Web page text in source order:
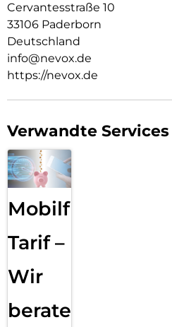
Cervantesstraße 10
33106 Paderborn
Deutschland
info@nevox.de
https://nevox.de
Verwandte Services
Mobilfunk
Tarif –
Wir
beraten